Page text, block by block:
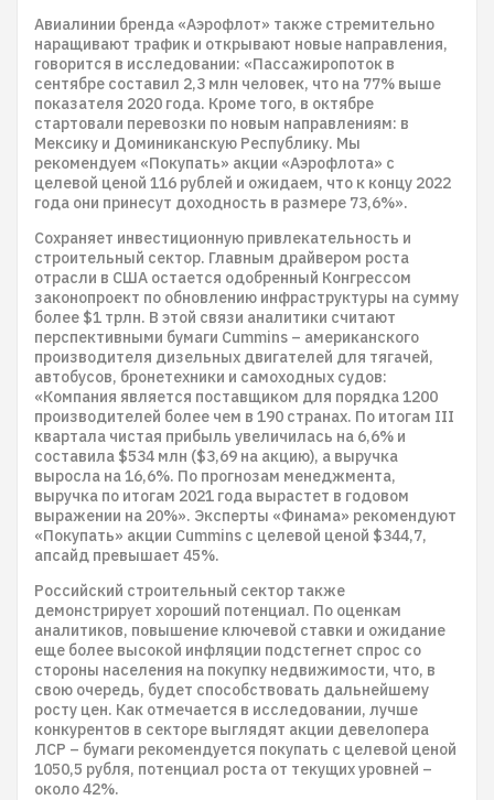
Авиалинии бренда «Аэрофлот» также стремительно
наращивают трафик и открывают новые направления,
говорится в исследовании: «Пассажиропоток в
сентябре составил 2,3 млн человек, что на 77% выше
показателя 2020 года. Кроме того, в октябре
стартовали перевозки по новым направлениям: в
Мексику и Доминиканскую Республику. Мы
рекомендуем «Покупать» акции «Аэрофлота» с
целевой ценой 116 рублей и ожидаем, что к концу 2022
года они принесут доходность в размере 73,6%».
Сохраняет инвестиционную привлекательность и
строительный сектор. Главным драйвером роста
отрасли в США остается одобренный Конгрессом
законопроект по обновлению инфраструктуры на сумму
более $1 трлн. В этой связи аналитики считают
перспективными бумаги Cummins – американского
производителя дизельных двигателей для тягачей,
автобусов, бронетехники и самоходных судов:
«Компания является поставщиком для порядка 1200
производителей более чем в 190 странах. По итогам III
квартала чистая прибыль увеличилась на 6,6% и
составила $534 млн ($3,69 на акцию), а выручка
выросла на 16,6%. По прогнозам менеджмента,
выручка по итогам 2021 года вырастет в годовом
выражении на 20%». Эксперты «Финама» рекомендуют
«Покупать» акции Cummins с целевой ценой $344,7,
апсайд превышает 45%.
Российский строительный сектор также
демонстрирует хороший потенциал. По оценкам
аналитиков, повышение ключевой ставки и ожидание
еще более высокой инфляции подстегнет спрос со
стороны населения на покупку недвижимости, что, в
свою очередь, будет способствовать дальнейшему
росту цен. Как отмечается в исследовании, лучше
конкурентов в секторе выглядят акции девелопера
ЛСР – бумаги рекомендуется покупать с целевой ценой
1050,5 рубля, потенциал роста от текущих уровней –
около 42%.